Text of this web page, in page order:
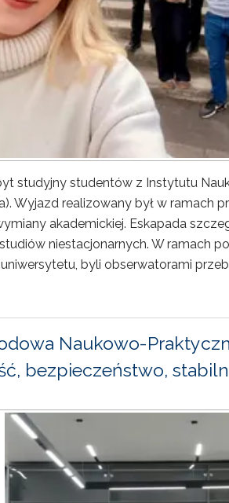
studyjny studentów z Instytutu
Wyjazd realizowany był w ramach
akademickiej. Eskapada
niestacjonarnych. W ramach
byli obserwatorami
Naukowo-
bezpieczeństwo,